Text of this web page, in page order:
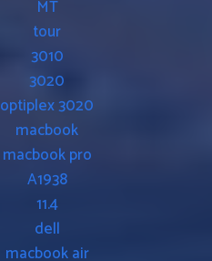
MT
tour
3010
3020
optiplex 3020
macbook
macbook pro
A1938
11.4
dell
macbook air